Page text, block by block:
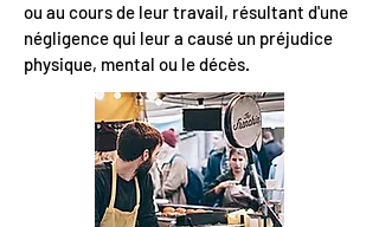
ou au cours de leur travail, résultant d'une
négligence qui leur a causé un préjudice
physique, mental ou le décès.